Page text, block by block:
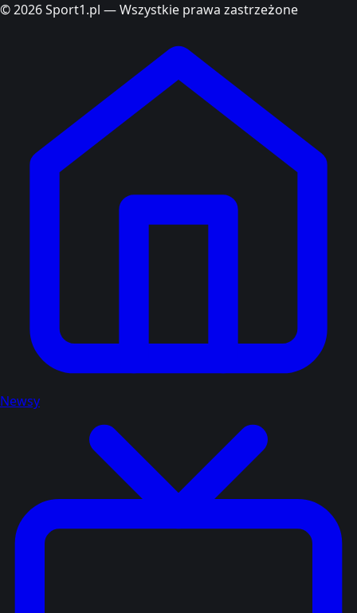
© 2026 Sport1.pl — Wszystkie prawa zastrzeżone
Newsy